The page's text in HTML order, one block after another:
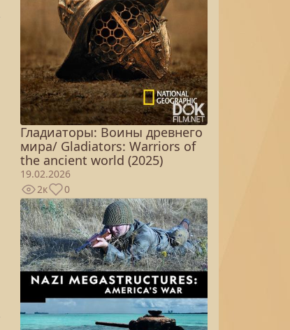
Гладиаторы: Воины древнего
мира/ Gladiators: Warriors of
the ancient world (2025)
19.02.2026
2к
0